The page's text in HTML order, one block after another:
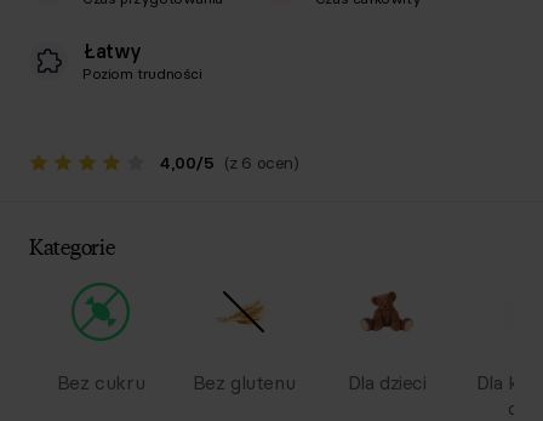
Łatwy
Poziom trudności
4,00/5 (z 6 ocen)
Kategorie
Bez cukru Bez glutenu Dla dzieci
Dla